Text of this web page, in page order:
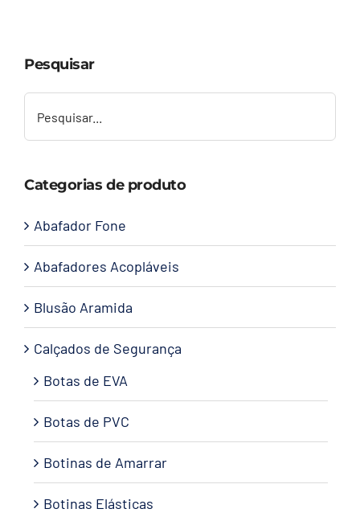
Contato
Pesquisar
Categorias de produto
Abafador Fone
Abafadores Acopláveis
Blusão Aramida
Calçados de Segurança
Botas de EVA
Botas de PVC
Botinas de Amarrar
Botinas Elásticas